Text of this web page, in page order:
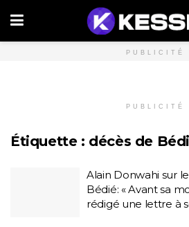
PUBLICITÉ
PUBLICITÉ
Étiquette : décès de
Alain Donwahi sur
Bédié: « Avant sa
rédigé une lettre à